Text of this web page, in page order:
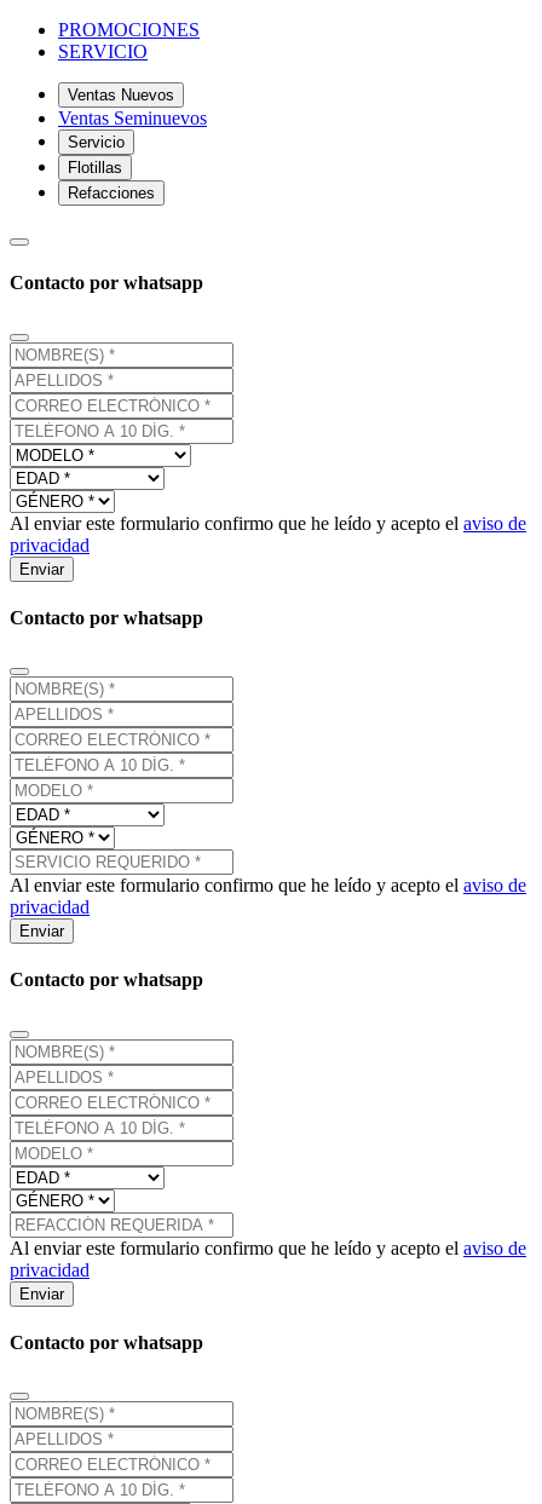
PROMOCIONES
SERVICIO
Ventas Nuevos
Ventas Seminuevos
Servicio
Flotillas
Refacciones
Contacto por whatsapp
Al enviar este formulario confirmo que he leído y acepto el aviso de
privacidad
Enviar
Contacto por whatsapp
Al enviar este formulario confirmo que he leído y acepto el aviso de
privacidad
Enviar
Contacto por whatsapp
Al enviar este formulario confirmo que he leído y acepto el aviso de
privacidad
Enviar
Contacto por whatsapp